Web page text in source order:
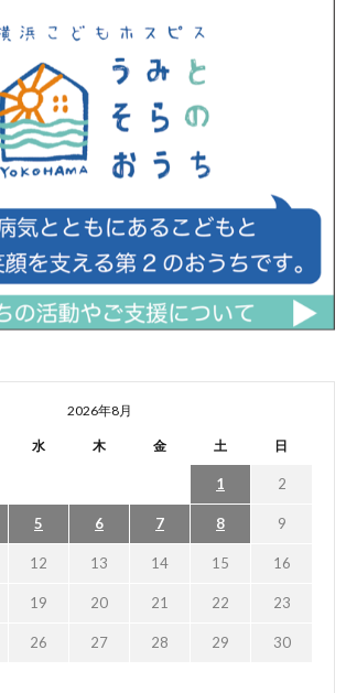
2026年8月
水 木 金 土 日
1 2
5 6 7 8 9
12 13 14 15 16
19 20 21 22 23
26 27 28 29 30